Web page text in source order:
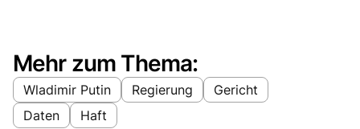
Mehr zum Thema:
Wladimir Putin Regierung
Gericht
Daten
Haft